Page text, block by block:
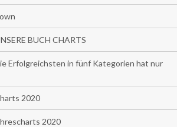
BUCH CHARTS
Erfolgreichsten in fünf Kategorien hat nur
2020
2020